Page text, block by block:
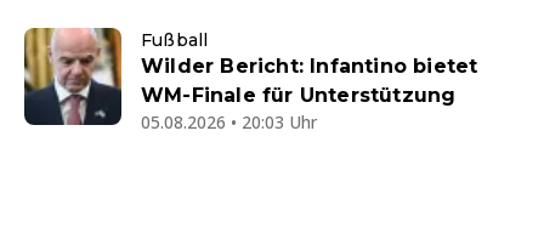
Fußball
Wilder Bericht: Infantino bietet
WM-Finale für Unterstützung
05.08.2026 • 20:03 Uhr